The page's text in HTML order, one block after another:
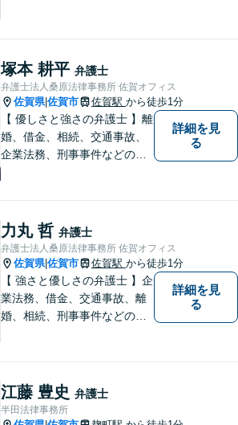
塚本 耕平 弁護士
弁護士法人桑原法律事務所 佐賀オフィス
佐賀県|佐賀市 佐賀駅 から徒歩1分
【 優しさと強さの弁護士 】離
婚、借金、相続、交通事故、
企業法務、刑事事件などのご
なリーガルサービスを提供い
たします。
詳細を見
る
力丸 哲 弁護士
弁護士法人桑原法律事務所 佐賀オフィス
佐賀県|佐賀市 佐賀駅 から徒歩1分
【 強さと優しさの弁護士 】企
業法務、借金、交通事故、離
婚、相続、刑事事件などのご
なリーガルサービスを提供い
たします。
詳細を見
る
江藤 豊史 弁護士
半田法律事務所